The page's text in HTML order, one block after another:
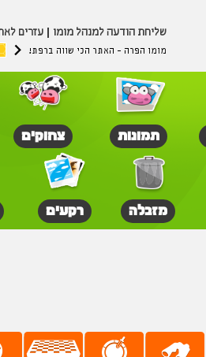
שליחת הודעה למנהל מומו עזרים
מומו הפרה - האתר הכי שווה ברפת!
תמונות צחוקים
מזבלה רקעים